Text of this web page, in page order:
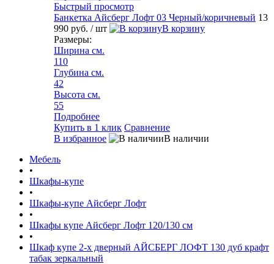
Быстрый просмотр
Банкетка Айсберг Лофт 03 Черный/коричневый 13
990 руб. / шт
В корзину
Размеры:
Ширина см.
110
Глубина см.
42
Высота см.
55
Подробнее
Купить в 1 клик Сравнение
В избранное
В наличии
Мебель
•
Шкафы-купе
•
Шкафы-купе Айсберг Лофт
•
Шкафы купе Айсберг Лофт 120/130 см
•
Шкаф купе 2-х дверный АЙСБЕРГ ЛОФТ 130 дуб крафт
табак зеркальный